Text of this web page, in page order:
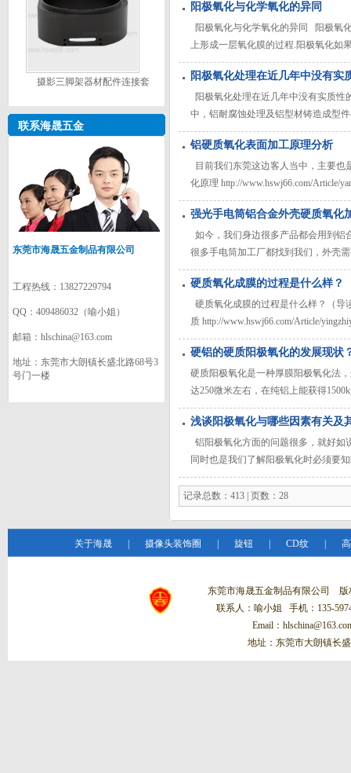
摄影三脚架器材配件连接套
联系海晟五金
东莞市海晟五金制品有限公司
工程热线：13827229794
QQ：409486032（喻小姐）
邮箱：hlschina@163.com
地址：东莞市大朗镇长盛北路68号3
号门一楼
具的结构形式 夹具结构以个体式为宜
阳极氧化与化学氧化的异同
阳极氧化与化学氧化的异同 阳极氧
上形成一层氧化膜的过程.阳极氧化
层的结合力. ③提高与无机覆盖层的
阳极氧化处理在近几年中没有实
阳极氧化处理在近几年中没有实质
中，铝耐腐蚀处理及铝型材铸造成型
焊接工序之前需经有机溶剂清洗，除
中是难以除净的，若浸泡在硬质氧化
铝硬质氧化表面加工原理分析
目前我们东莞这边客人当中，主要
化原理 http://www.hswj66.com/Article/
晟五金来和大家分享下，公司现有大
化设备，测试仪器等。能做包括压铸
强光手电筒铝合金外壳硬质氧化
如今，我们身边很多产品都会用到铝
很多手电筒加工厂都找到我们，外壳
产品的铝外壳表面阳极处理，产品的
扩大的工厂需要。 在z做强光手电筒
硬质氧化成膜的过程是什么样？
硬质氧化成膜的过程是什么样？（导
质 http://www.hswj66.com/Article/
的原理上来呈现这个过程，只能是：
程。 3、对所得膜层结构的理论解释
硬铝的硬质阳极氧化的发展现状
硬质阳极氧化是一种厚膜阳极氧化法
达250微米左右，在纯铝上能获得
值，氧化膜内层大于外层，即阻挡层
热性很差，其熔点为2050℃，电阻系
高的耐磨性，也是一
浅谈阳极氧化与哪些因素有关及
铝阳极氧化方面的问题很多，就好如
同时也是我们了解阳极氧化时必须要
让大家知道怎样来正确理解铝阳极氧
仿不锈钢、金色、草绿、红色以及亚
记录总数：413 | 页数：28
关于海晟 摄像头装饰圈 旋钮 CD纹
东莞市海晟五金制品有限公司
联系人：喻小姐 手机：135-
Email：
地址：东莞市大朗镇长